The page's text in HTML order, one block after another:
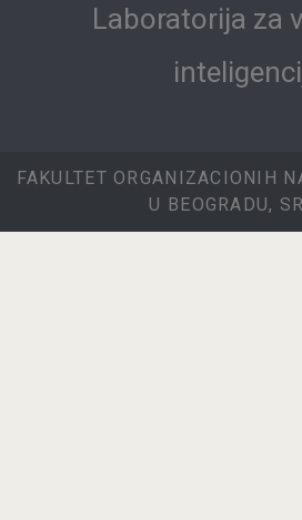
Laboratorija za
FAKULTET ORGANIZACIONIH
U BEOGRADU,